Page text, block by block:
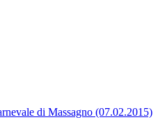
di Massagno (07.02.2015)